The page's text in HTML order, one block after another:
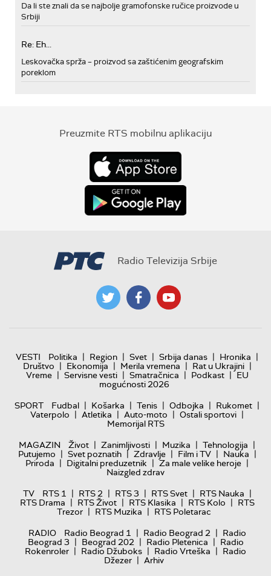
Da li ste znali da se najbolje gramofonske ručice proizvode u
Srbiji
Re: Eh...
Leskovačka sprža – proizvod sa zaštićenim geografskim
poreklom
Preuzmite RTS mobilnu aplikaciju
Radio Televizija Srbije
VESTI Politika | Region | Svet | Srbija danas | Hronika |
Društvo | Ekonomija | Merila vremena | Rat u Ukrajini |
Vreme | Servisne vesti | Smatračnica | Podkast | EU
mogućnosti 2026
SPORT
Fudbal | Košarka | Tenis | Odbojka | Rukomet |
Vaterpolo | Atletika | Auto-moto | Ostali sportovi |
Memorijal RTS
MAGAZIN
Život | Zanimljivosti | Muzika | Tehnologija |
Putujemo | Svet poznatih | Zdravlje | Film i TV | Nauka |
Priroda | Digitalni preduzetnik | Za male velike heroje |
Naizgled zdrav
TV
RTS 1 | RTS 2 | RTS 3 | RTS Svet | RTS Nauka |
RTS Drama | RTS Život | RTS Klasika | RTS Kolo | RTS
Trezor | RTS Muzika | RTS Poletarac
RADIO
Radio Beograd 1 | Radio Beograd 2 | Radio
Beograd 3 | Beograd 202 | Radio Pletenica | Radio
Rokenroler | Radio Džuboks | Radio Vrteška | Radio
Džezer | Arhiv